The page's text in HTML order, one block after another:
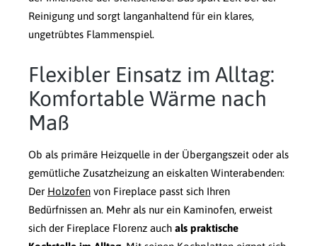
Reinigung und sorgt langanhaltend für ein klares,
ungetrübtes Flammenspiel.
Flexibler Einsatz im Alltag:
Komfortable Wärme nach
Maß
Ob als primäre Heizquelle in der Übergangszeit oder als
gemütliche Zusatzheizung an eiskalten Winterabenden:
Der Holzofen von Fireplace passt sich Ihren
Bedürfnissen an. Mehr als nur ein Kaminofen, erweist
sich der Fireplace Florenz auch als praktische